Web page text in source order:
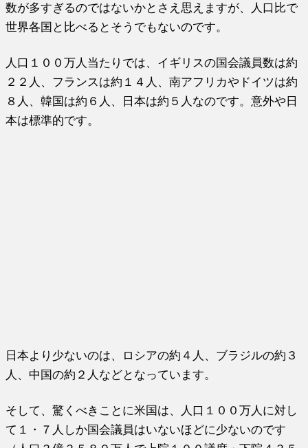
数が多すぎるのではないかとさえ思えますが、人口比で
世界各国と比べるとそうでもないのです。
人口１００万人当たりでは、イギリスの国会議員数は約
２２人、フランスは約１４人、南アフリカやドイツは約
８人、韓国は約６人、日本は約５人なのです。意外や日
本は標準的です。
日本より少ないのは、ロシアの約４人、ブラジルの約３
人、中国の約２人などとなっています。
そして、驚くべきことに米国は、人口１００万人に対し
て１・７人しか国会議員はいないほどに少ないのです